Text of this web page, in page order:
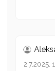
2.7.2025.